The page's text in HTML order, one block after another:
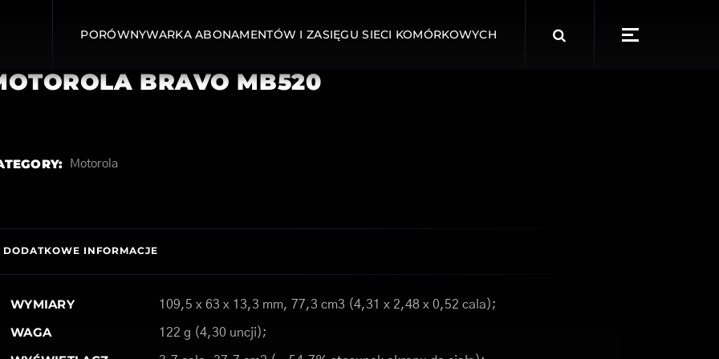
PORÓWNYWARKA ABONAMENTÓW I ZASIĘGU SIECI KOMÓRKOWYCH
for:
BRAVO MB520
Motorola
DODATKOWE INFORMACJE
WYMIARY 109,5 x 63 x 13,3 mm, 77,3 cm3 (4,31 x 2,48 x 0,52 cala);
WAGA 122 g (4,30 uncji);